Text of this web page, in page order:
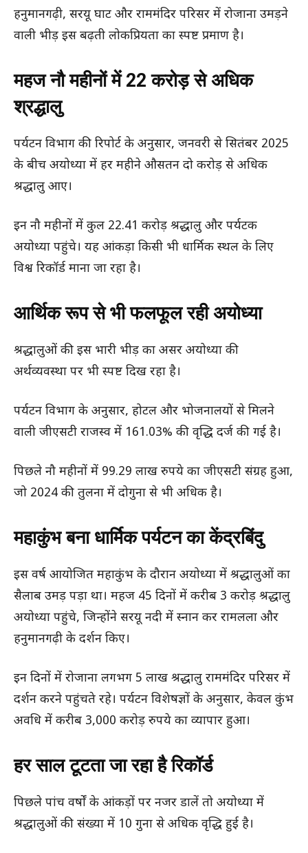
हनुमानगढ़ी, सरयू घाट और राममंदिर परिसर में रोजाना उमड़ने
वाली भीड़ इस बढ़ती लोकप्रियता का स्पष्ट प्रमाण है।
महज नौ महीनों में 22 करोड़ से अधिक
श्रद्धालु
पर्यटन विभाग की रिपोर्ट के अनुसार, जनवरी से सितंबर 2025
के बीच अयोध्या में हर महीने औसतन दो करोड़ से अधिक
श्रद्धालु आए।
इन नौ महीनों में कुल 22.41 करोड़ श्रद्धालु और पर्यटक
अयोध्या पहुंचे। यह आंकड़ा किसी भी धार्मिक स्थल के लिए
विश्व रिकॉर्ड माना जा रहा है।
आर्थिक रूप से भी फलफूल रही अयोध्या
श्रद्धालुओं की इस भारी भीड़ का असर अयोध्या की
अर्थव्यवस्था पर भी स्पष्ट दिख रहा है।
पर्यटन विभाग के अनुसार, होटल और भोजनालयों से मिलने
वाली जीएसटी राजस्व में 161.03% की वृद्धि दर्ज की गई है।
पिछले नौ महीनों में 99.29 लाख रुपये का जीएसटी संग्रह हुआ,
जो 2024 की तुलना में दोगुना से भी अधिक है।
महाकुंभ बना धार्मिक पर्यटन का केंद्रबिंदु
इस वर्ष आयोजित महाकुंभ के दौरान अयोध्या में श्रद्धालुओं का
सैलाब उमड़ पड़ा था। महज 45 दिनों में करीब 3 करोड़ श्रद्धालु
अयोध्या पहुंचे, जिन्होंने सरयू नदी में स्नान कर रामलला और
हनुमानगढ़ी के दर्शन किए।
इन दिनों में रोजाना लगभग 5 लाख श्रद्धालु राममंदिर परिसर में
दर्शन करने पहुंचते रहे। पर्यटन विशेषज्ञों के अनुसार, केवल कुंभ
अवधि में करीब 3,000 करोड़ रुपये का व्यापार हुआ।
हर साल टूटता जा रहा है रिकॉर्ड
पिछले पांच वर्षों के आंकड़ों पर नजर डालें तो अयोध्या में
श्रद्धालुओं की संख्या में 10 गुना से अधिक वृद्धि हुई है।